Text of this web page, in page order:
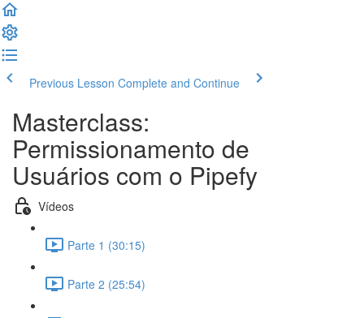
Previous Lesson Complete and Continue
Masterclass:
Permissionamento de
Usuários com o Pipefy
Vídeos
Parte 1 (30:15)
Parte 2 (25:54)